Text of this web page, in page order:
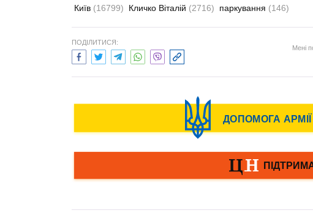
Київ (16799) Кличко Віталій (2716) паркування (146)
ПОДІЛИТИСЯ:
Мені